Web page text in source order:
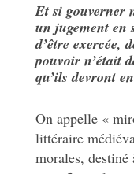
Et si gouverner
un jugement en
d’être exercée,
pouvoir n’était
qu’ils devront
On appelle «
littéraire
morales,